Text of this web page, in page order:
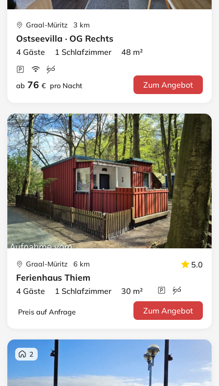
Graal-Müritz 3 km
Ostseevilla · OG Rechts
4 Gäste 1 Schlafzimmer 48 m²
ab 76 € pro Nacht Zum Angebot
Graal-Müritz 6 km 5.0
Ferienhaus Thiem
4 Gäste 1 Schlafzimmer 30 m²
Preis auf Anfrage Zum Angebot
2